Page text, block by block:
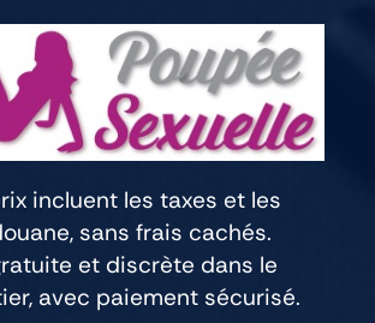
incluent les taxes et les
sans frais cachés.
et discrète dans le
avec paiement sécurisé.